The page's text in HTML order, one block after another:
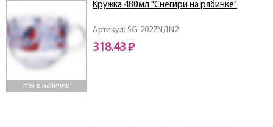
Нет в наличии
Артикул: SG-2027NДN2
Кружка 480мл "Снегири на рябинке"
318.43 ₽